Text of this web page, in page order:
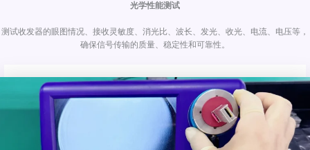
光学性能测试
测试收发器的眼图情况、接收灵敏度、消光比、波长、发光、收光、电流、电压等，
确保信号传输的质量、稳定性和可靠性。